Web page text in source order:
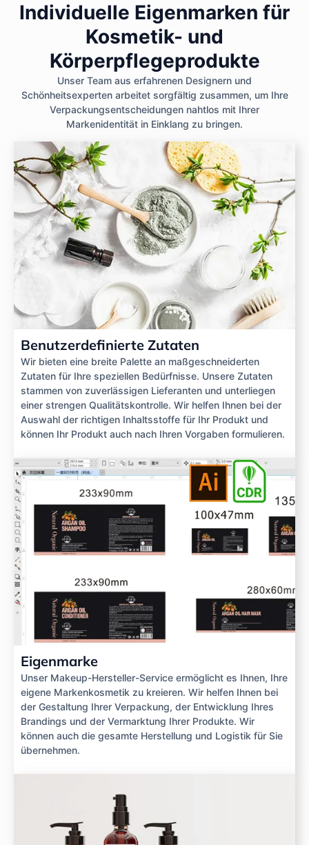
Individuelle Eigenmarken für
Kosmetik- und
Körperpflegeprodukte
Unser Team aus erfahrenen Designern und
Schönheitsexperten arbeitet sorgfältig zusammen, um Ihre
Verpackungsentscheidungen nahtlos mit Ihrer
Markenidentität in Einklang zu bringen.
Benutzerdefinierte Zutaten
Wir bieten eine breite Palette an maßgeschneiderten
Zutaten für Ihre speziellen Bedürfnisse. Unsere Zutaten
stammen von zuverlässigen Lieferanten und unterliegen
einer strengen Qualitätskontrolle. Wir helfen Ihnen bei der
Auswahl der richtigen Inhaltsstoffe für Ihr Produkt und
können Ihr Produkt auch nach Ihren Vorgaben formulieren.
Eigenmarke
Unser Makeup-Hersteller-Service ermöglicht es Ihnen, Ihre
eigene Markenkosmetik zu kreieren. Wir helfen Ihnen bei
der Gestaltung Ihrer Verpackung, der Entwicklung Ihres
Brandings und der Vermarktung Ihrer Produkte. Wir
können auch die gesamte Herstellung und Logistik für Sie
übernehmen.